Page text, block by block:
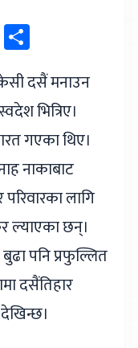
Threads
दसैं मनाउन
भित्रिए।
गएका थिए।
नाकाबाट
लागि
ल्याएका छन्।
पनि प्रफुल्लित
दसैंतिहार